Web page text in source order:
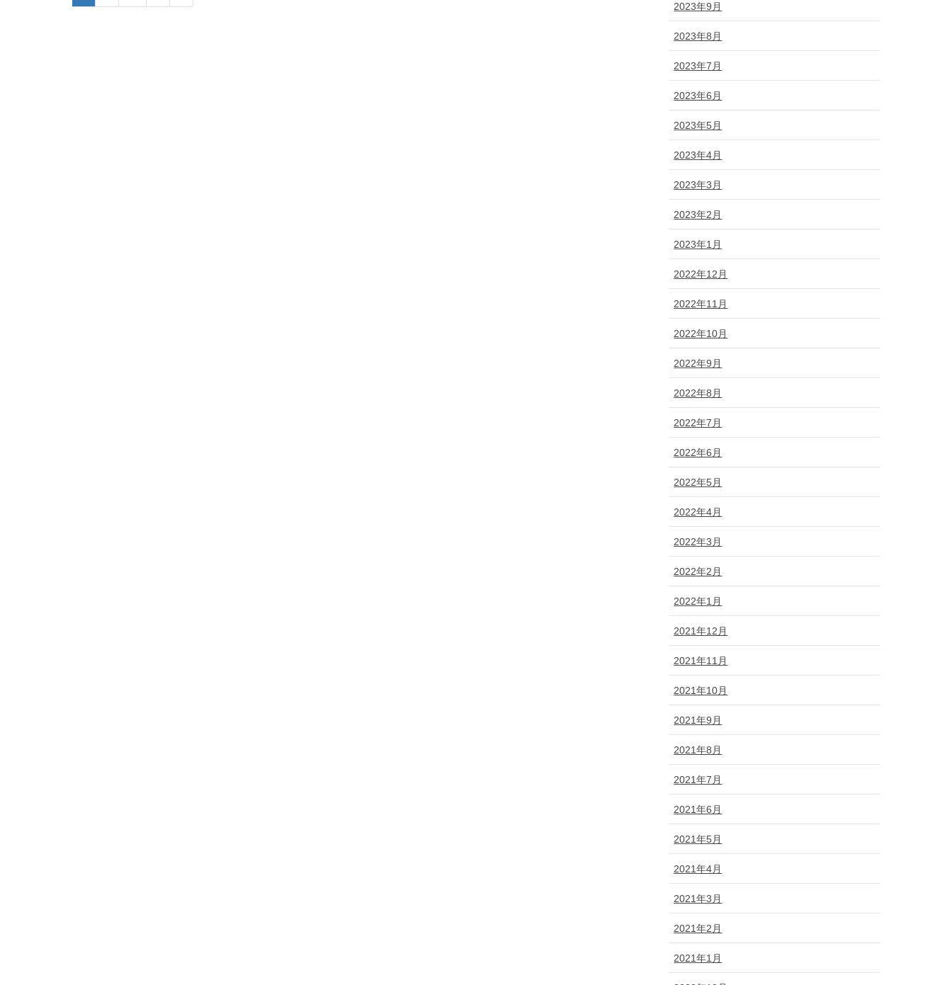
2023年9月
2023年8月
2023年7月
2023年6月
2023年5月
2023年4月
2023年3月
2023年2月
2023年1月
2022年12月
2022年11月
2022年10月
2022年9月
2022年8月
2022年7月
2022年6月
2022年5月
2022年4月
2022年3月
2022年2月
2022年1月
2021年12月
2021年11月
2021年10月
2021年9月
2021年8月
2021年7月
2021年6月
2021年5月
2021年4月
2021年3月
2021年2月
2021年1月